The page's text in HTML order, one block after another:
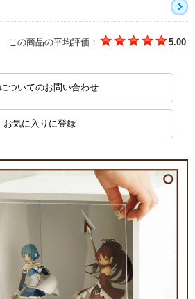
この商品の平均評価： 5.00
ついてのお問い合わせ
お気に入りに登録